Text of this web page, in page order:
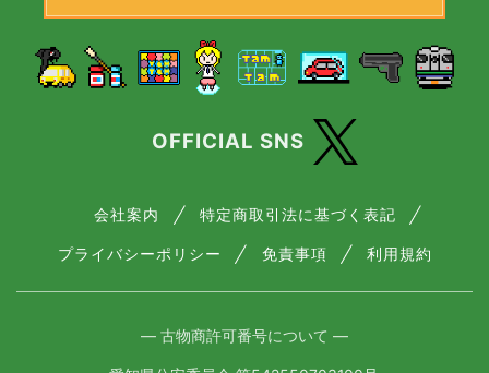
OFFICIAL SNS
会社案内 特定商取引法に基づく表記
プライバシーポリシー 免責事項 利用規約
― 古物商許可番号について ―